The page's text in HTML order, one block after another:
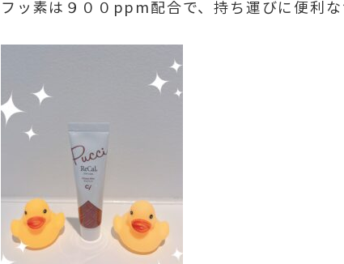
フッ素は９００ppm配合で、持ち運びに便利